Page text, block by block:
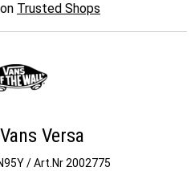
Trusted Shops
Versa
/ Art.Nr 2002775